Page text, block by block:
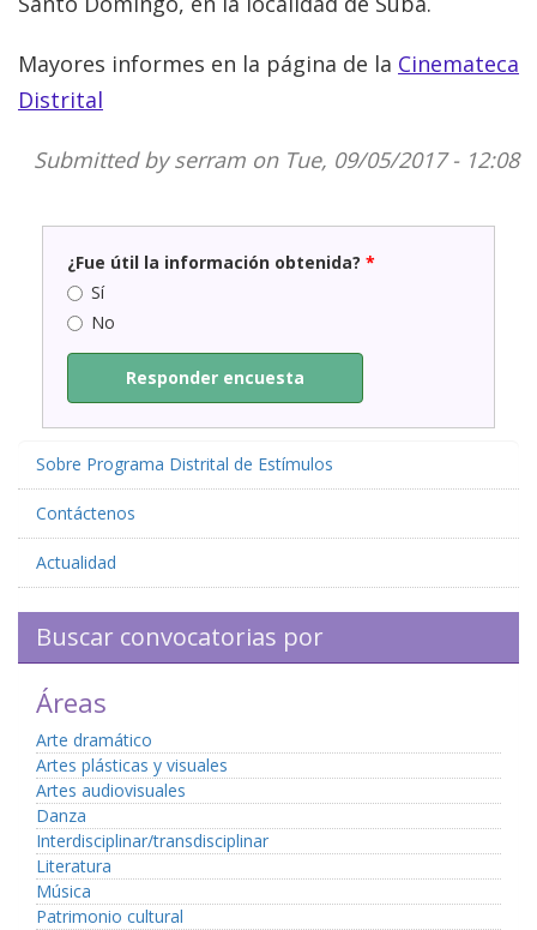
Mayores informes en la página de la Cinemateca
Distrital
Submitted byserram on Tue, 09/05/2017 - 12:08
¿Fue útil la información obtenida? *
Sí
No
Responder encuesta
Sobre Programa Distrital de Estímulos
Contáctenos
Actualidad
Buscar convocatorias por
Áreas
Arte dramático
Artes plásticas y visuales
Artes audiovisuales
Danza
Interdisciplinar/transdisciplinar
Literatura
Música
Patrimonio cultural